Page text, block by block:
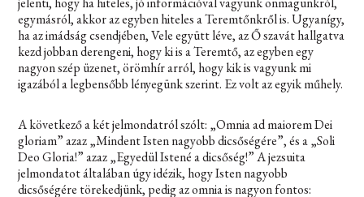
egymásról, akkor az egyben hiteles a Teremtőnkről is. Ugyanígy,
ha az imádság csendjében, Vele együtt léve, az Ő szavát hallgatva
kezd jobban derengeni, hogy ki is a Teremtő, az egyben egy
nagyon szép üzenet, örömhír arról, hogy kik is vagyunk mi
igazából a legbensőbb lényegünk szerint. Ez volt az egyik műhely.
A következő a két jelmondatról szólt: „Omnia ad maiorem Dei
gloriam” azaz „Mindent Isten nagyobb dicsőségére”, és a „Soli
Deo Gloria!” azaz „Egyedül Istené a dicsőség!” A jezsuita
jelmondatot általában úgy idézik, hogy Isten nagyobb
dicsőségére törekedjünk, pedig az omnia is nagyon fontos: